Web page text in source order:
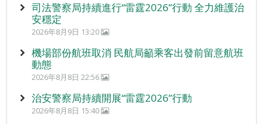
司法警察局持續進行“雷霆2026”行動 全力維護治
安穩定
2026年8月9日 13:20
機場部份航班取消 民航局籲乘客出發前留意航班
動態
2026年8月8日 22:56
治安警察局持續開展“雷霆2026”行動
2026年8月8日 15:40